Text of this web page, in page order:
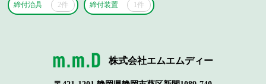
締付治具 2件 締付装置 1件
株式会社エムエムディー